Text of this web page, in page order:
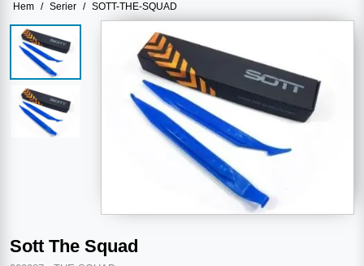
Hem / Serier / SOTT-THE-SQUAD
Sott The Squad